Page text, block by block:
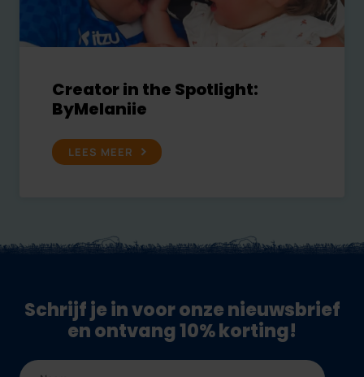
Creator in the Spotlight:
ByMelaniie
LEES MEER
Schrijf je in voor onze nieuwsbrief
en ontvang 10% korting!